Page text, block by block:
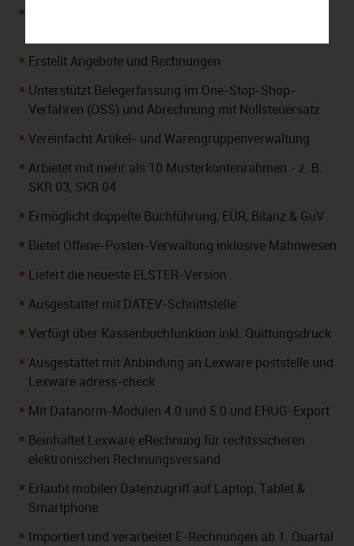
Erstellt Angebote und Rechnungen
Unterstützt Belegerfassung im One-Stop-Shop-
Verfahren (OSS) und Abrechnung mit Nullsteuersatz
Vereinfacht Artikel- und Warengruppenverwaltung
Arbietet mit mehr als 10 Musterkontenrahmen - z. B.
SKR 03, SKR 04
Ermöglicht doppelte Buchführung, EÜR, Bilanz & GuV
Bietet Offene-Posten-Verwaltung inklusive Mahnwesen
Liefert die neueste ELSTER-Version
Ausgestattet mit DATEV-Schnittstelle
Verfügt über Kassenbuchfunktion inkl. Quittungsdruck
Ausgestattet mit Anbindung an Lexware poststelle und
Lexware adress-check
Mit Datanorm-Modulen 4.0 und 5.0 und EHUG-Export
Beinhaltet Lexware eRechnung für rechtssicheren
elektronischen Rechnungsversand
Erlaubt mobilen Datenzugriff auf Laptop, Tablet &
Smartphone
Importiert und verarbeitet E-Rechnungen ab 1. Quartal